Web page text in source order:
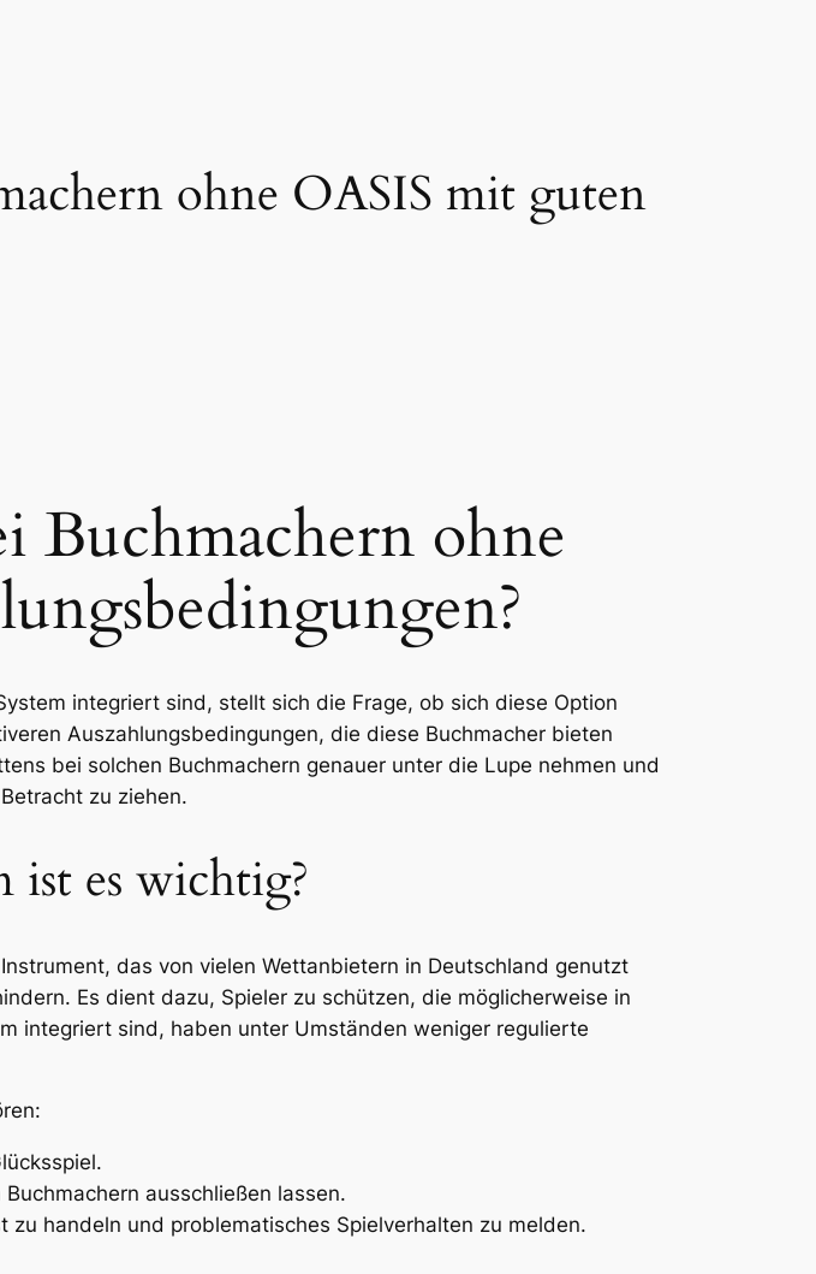
ohne OASIS mit guten
Buchmachern ohne
integriert sind, stellt sich die Frage, ob sich diese Option
Auszahlungsbedingungen, die diese Buchmacher bieten
bei solchen Buchmachern genauer unter die Lupe nehmen und
zu ziehen.
ist es wichtig?
das von vielen Wettanbietern in Deutschland genutzt
Es dient dazu, Spieler zu schützen, die möglicherweise in
integriert sind, haben unter Umständen weniger regulierte
ausschließen lassen.
handeln und problematisches Spielverhalten zu melden.